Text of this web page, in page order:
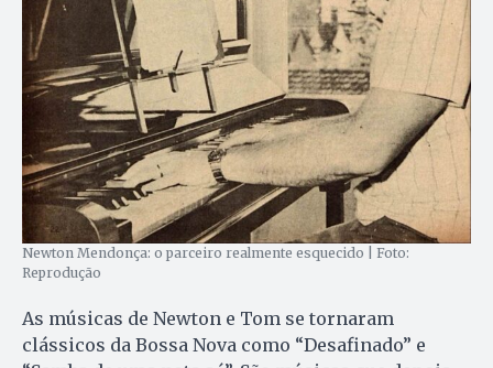
Newton Mendonça: o parceiro realmente esquecido | Foto:
Reprodução
As músicas de Newton e Tom se tornaram
clássicos da Bossa Nova como “Desafinado” e